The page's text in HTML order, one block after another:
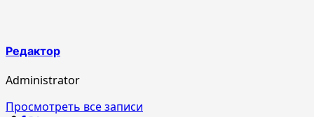
Редактор
Administrator
Просмотреть все записи